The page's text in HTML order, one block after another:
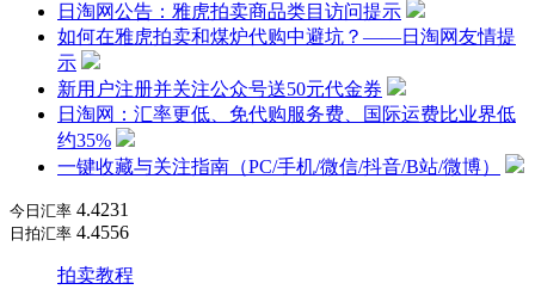
日淘网公告：雅虎拍卖商品类目访问提示
如何在雅虎拍卖和煤炉代购中避坑？——日淘网友情提
示
新用户注册并关注公众号送50元代金券
日淘网：汇率更低、免代购服务费、国际运费比业界低
约35%
一键收藏与关注指南（PC/手机/微信/抖音/B站/微博）
今日汇率 4.4231
日拍汇率 4.4556
拍卖教程